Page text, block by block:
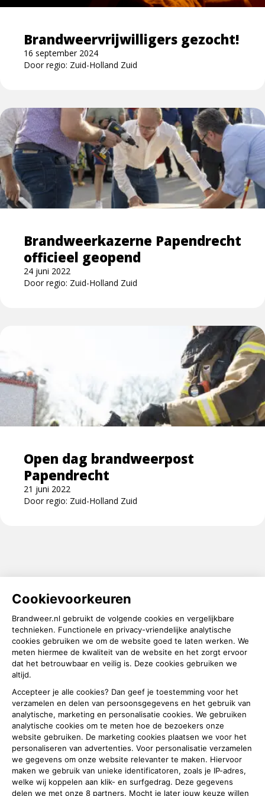
Brandweervrijwilligers gezocht!
16 september 2024
Door regio: Zuid-Holland Zuid
Brandweerkazerne Papendrecht
officieel geopend
24 juni 2022
Door regio: Zuid-Holland Zuid
Lees
meer
over
Brandweerkazerne
Papendrecht
officieel
geopend
Open dag brandweerpost
Papendrecht
21 juni 2022
Door regio: Zuid-Holland Zuid
Open
dag
brandweerpost
Papendrecht
Over deze site
jouw regio